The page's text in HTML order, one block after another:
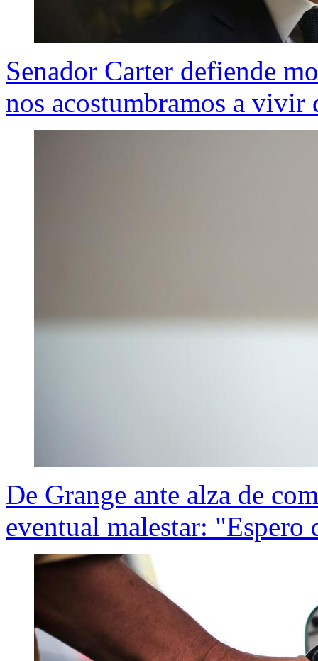
Senador Carter defiende
nos acostumbramos a vivir
De Grange ante alza de
eventual malestar: "Espero